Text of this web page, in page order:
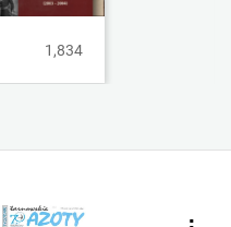
1,834